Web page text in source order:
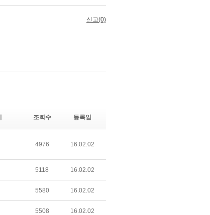
조회수 등록일
4976 16.02.02
5118 16.02.02
5580 16.02.02
5508 16.02.02